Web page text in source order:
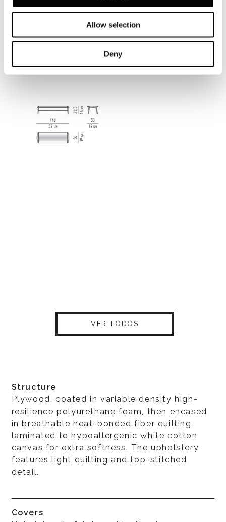
Allow selection
Deny
FYNN SADDLE-HIDE - BENCH CM 146X50 H36,5
VER TODOS
Structure
Plywood, coated in variable density high-
resilience polyurethane foam, then encased
in breathable heat-bonded fiber quilting
laminated to hypoallergenic white cotton
canvas for extra softness. The upholstery
features light quilting and top-stitched
detail.
Covers